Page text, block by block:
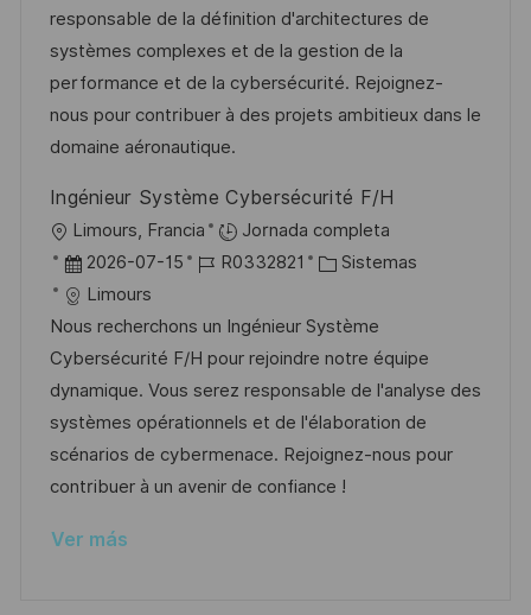
c
i
ó
n
a
d
e
p
u
l
i
c
a
c
i
ó
n
e
m
p
l
e
g
o
r
í
responsable de la définition d'architectures de
systèmes complexes et de la gestion de la
performance et de la cybersécurité. Rejoignez-
nous pour contribuer à des projets ambitieux dans le
domaine aéronautique.
Ingénieur Système Cybersécurité F/H
U
b
c
a
c
i
ó
n
Limours, Francia
Jornada completa
F
e
c
h
a
d
e
p
b
2026-07-15
I
d
e
e
m
p
l
R0332821
C
t
e
g
o
r
í
Sistemas
Limours
Nous recherchons un Ingénieur Système
Cybersécurité F/H pour rejoindre notre équipe
dynamique. Vous serez responsable de l'analyse des
systèmes opérationnels et de l'élaboration de
scénarios de cybermenace. Rejoignez-nous pour
contribuer à un avenir de confiance !
Ver más